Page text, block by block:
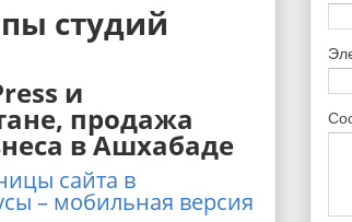
студий
и
продажа
в Ашхабаде
сайта в
– мобильная версия